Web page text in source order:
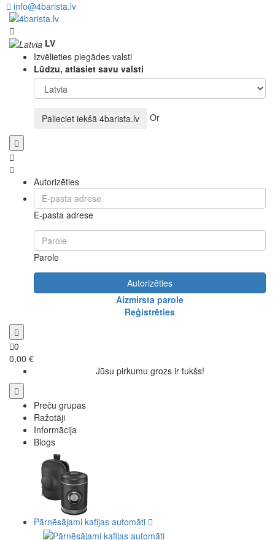
info@4barista.lv
LV
Izvēlieties piegādes valsti
Lūdzu, atlasiet savu valsti
Palieciet iekšā 4barista.lv Or
Autorizēties
E-pasta adrese
Parole
Autorizēties
Aizmirsta parole
Reģistrēties
0
0,00 €
Jūsu pirkumu grozs ir tukšs!
Preču grupas
Ražotāji
Informācija
Blogs
Pārnēsājami kafijas automāti